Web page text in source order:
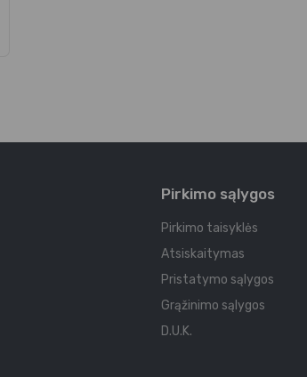
Pirkimo sąlygos
Pirkimo taisyklės
Atsiskaitymas
Pristatymo sąlygos
Grąžinimo sąlygos
D.U.K.